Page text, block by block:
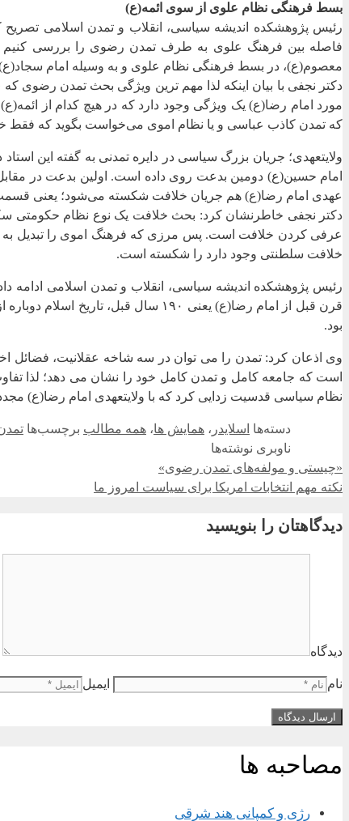
بسط فرهنگی نظام علوی از سوی ائمه(ع)
رئیس پژوهشکده اندیشه سیاسی، انقلاب و تمدن اسلامی تصریح
معصوم(ع)، در بسط فرهنگی نظام علوی و به وسیله امام
دکتر نجفی با بیان اینکه لذا مهم ‌ترین ویژگی بحث تمدن
مورد امام رضا(ع) یک ویژگی وجود دارد که در هیچ کدام از
که تمدن کاذب عباسی و یا نظام اموی می‌خواست بگوید که فقط
امام حسین(ع) دومین بدعت روی داده است. اولین بدعت در
عهدی امام رضا(ع) هم جریان خلافت شکسته می‌شود؛ یعنی
دکتر نجفی خاطرنشان کرد: بحث خلافت یک نوع نظام حکومتی
عرفی کردن خلافت است. پس مرزی که فرهنگ اموی را تبدیل به
خلافت سلطنتی وجود دارد را شکسته است.
رئیس پژوهشکده اندیشه سیاسی، انقلاب و تمدن اسلامی ادامه
قرن قبل از امام رضا(ع) یعنی ۱۹۰
بود.
وی اذعان کرد: تمدن را می ‌توان در سه شاخه عقلانیت، فضائل
است که جامعه کامل و تمدن کامل خود را نشان می ‌دهد؛ لذا
نظام سیاسی قدسیت‌ زدایی کرد که با ولایتعهدی امام رضا(ع)
دسته‌ها اسلایدر ، همایش ها، همه مطالب برچسب‌ها
ناوبری نوشته‌ها
«چیستی و مولفه‌های تمدن رضوی»
نکته مهم انتخابات امریکا برای سیاست امروز ما
دیدگاهتان را بنویسید
دیدگاه
نام ایمیل
مصاحبه ها
رژی و کمپانی هند شرقی